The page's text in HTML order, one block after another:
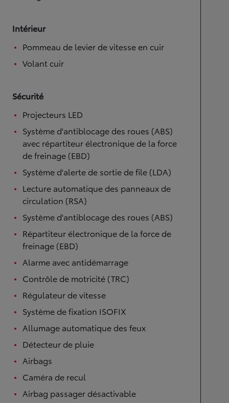
Intérieur
Pommeau de levier de vitesse en cuir
Volant cuir
Sécurité
Projecteurs LED
Système d'antiblocage des roues (ABS)
avec répartiteur électronique de la force
de freinage (EBD)
Système d'alerte de sortie de file (LDA)
Lecture automatique des panneaux de
circulation (RSA)
Système d'antiblocage des roues (ABS)
Répartiteur électronique de la force de
freinage (EBD)
Alarme avec antidémarrage
Contrôle de motricité (TRC)
Régulateur de vitesse
Système de fixation ISOFIX
Allumage automatique des feux
Détecteur de pluie
Airbags
Caméra de recul
Airbag passager désactivable